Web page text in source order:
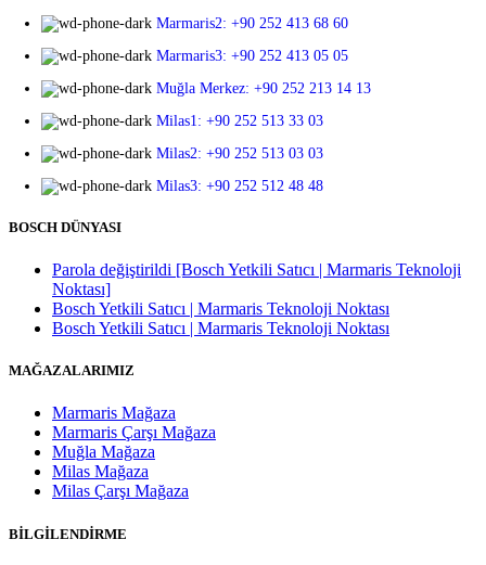
Marmaris2: +90 252 413 68 60
Marmaris3: +90 252 413 05 05
Muğla Merkez: +90 252 213 14 13
Milas1: +90 252 513 33 03
Milas2: +90 252 513 03 03
Milas3: +90 252 512 48 48
BOSCH DÜNYASI
Parola değiştirildi [Bosch Yetkili Satıcı | Marmaris Teknoloji
Noktası]
Bosch Yetkili Satıcı | Marmaris Teknoloji Noktası
Bosch Yetkili Satıcı | Marmaris Teknoloji Noktası
MAĞAZALARIMIZ
Marmaris Mağaza
Marmaris Çarşı Mağaza
Muğla Mağaza
Milas Mağaza
Milas Çarşı Mağaza
BİLGİLENDİRME